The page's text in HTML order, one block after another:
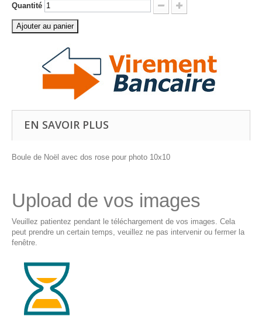
Quantité
Ajouter au panier
EN SAVOIR PLUS
Boule de Noël avec dos rose pour photo 10x10
Upload de vos images
Veuillez patientez pendant le téléchargement de vos images. Cela
peut prendre un certain temps, veuillez ne pas intervenir ou fermer la
fenêtre.